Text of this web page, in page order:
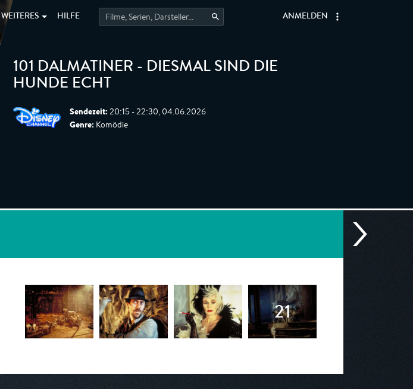
WEITERES HILFE ANMELDEN
101 DALMATINER - DIESMAL SIND DIE
HUNDE ECHT
Sendezeit: 20:15 - 22:30, 04.06.2026
Genre: Komödie